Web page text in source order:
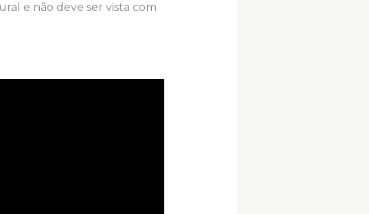
e não deve ser vista com